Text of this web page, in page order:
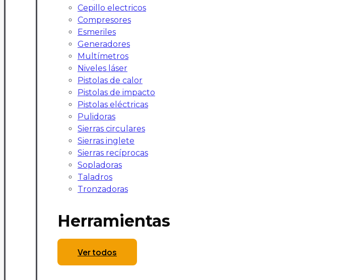
Cepillo electricos
Compresores
Esmeriles
Generadores
Multímetros
Niveles láser
Pistolas de calor
Pistolas de impacto
Pistolas eléctricas
Pulidoras
Sierras circulares
Sierras inglete
Sierras recíprocas
Sopladoras
Taladros
Tronzadoras
Herramientas
Ver todos